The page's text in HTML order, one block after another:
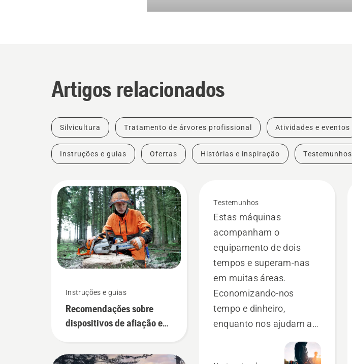
Artigos relacionados
Silvicultura Tratamento de árvores profissional Atividades e eventos
Instruções e guias Ofertas Histórias e inspiração Testemunhos
Instruções e guias
Recomendações sobre
dispositivos de afiação e
Testemunhos
Estas máquinas
acompanham o
equipamento de dois
tempos e superam-nas
em muitas áreas.
Economizando-nos
tempo e dinheiro,
enquanto nos ajudam a